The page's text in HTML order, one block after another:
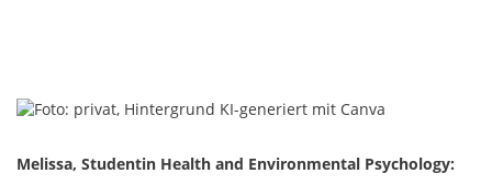
Melissa, Studentin Health and Environmental Psychology: